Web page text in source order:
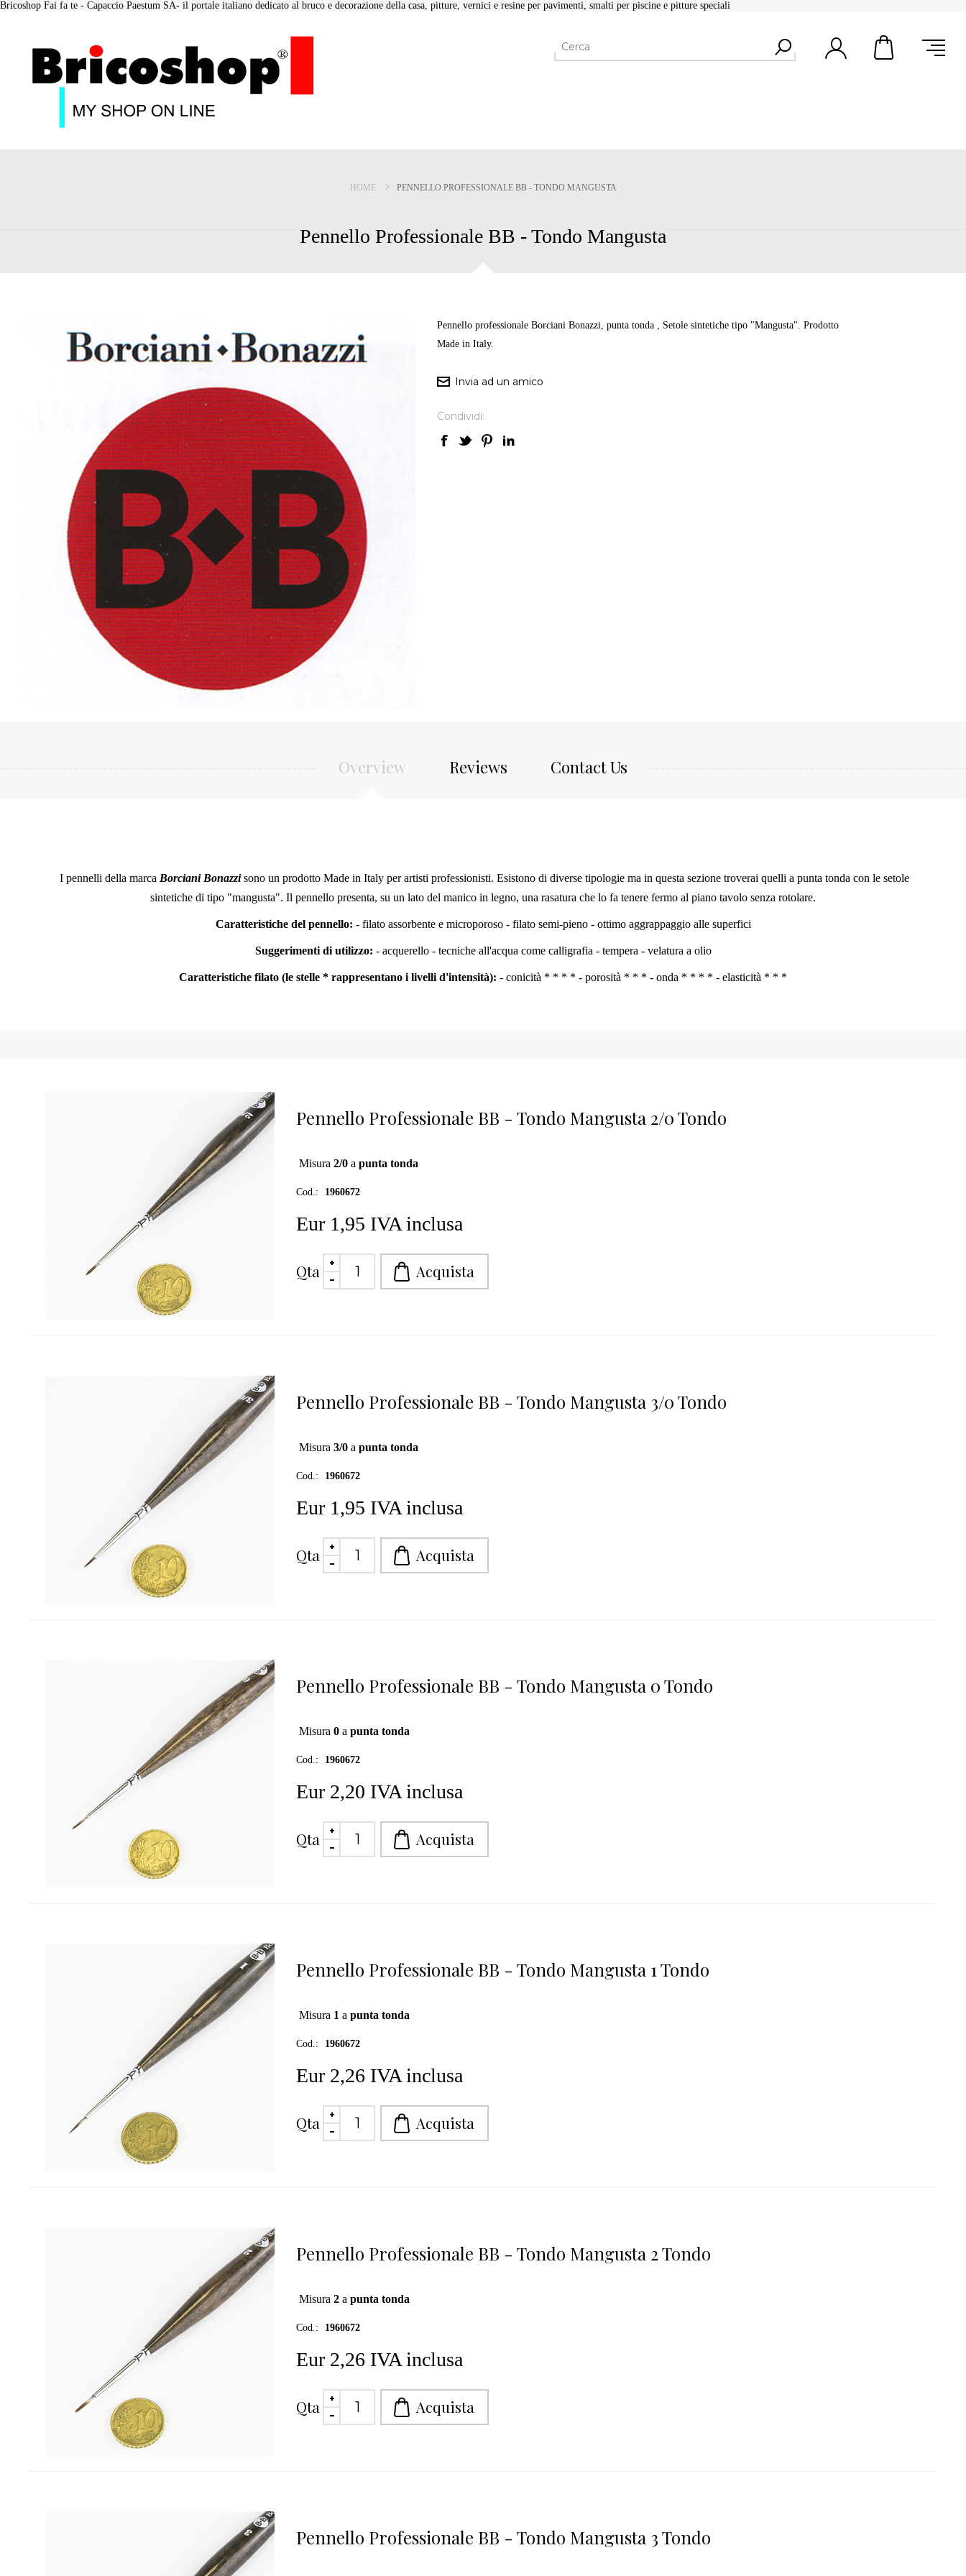
Bricoshop Fai fa te - Capaccio Paestum SA- il portale italiano dedicato al bruco e decorazione della casa, pitture, vernici e resine per pavimenti, smalti per piscine e pitture speciali
HOME PENNELLO PROFESSIONALE BB - TONDO MANGUSTA
Pennello Professionale BB - Tondo Mangusta
Pennello professionale Borciani Bonazzi, punta tonda , Setole sintetiche tipo "Mangusta". Prodotto
Made in Italy.
Condividi:
Overview Reviews Contact Us
I pennelli della marca Borciani Bonazzisono un prodotto Made in Italy per artisti professionisti. Esistono di diverse tipologie ma in questa sezione troverai quelli a punta tonda con le setole
sintetiche di tipo "mangusta". Il pennello presenta, su un lato del manico in legno, una rasatura che lo fa tenere fermo al piano tavolo senza rotolare.
Caratteristiche del pennello: - filato assorbente e microporoso - filato semi-pieno - ottimo aggrappaggio alle superfici
Suggerimenti di utilizzo: - acquerello - tecniche all'acqua come calligrafia - tempera - velatura a olio
Caratteristiche filato (le stelle * rappresentano i livelli d'intensità): - conicità * * * * - porosità * * * - onda * * * * - elasticità * * *
Pennello Professionale BB - Tondo Mangusta 2/0 Tondo
Misura 2/0 a punta tonda
Cod.: 1960672
Eur 1,95 IVA inclusa
Qta
Pennello Professionale BB - Tondo Mangusta 3/0 Tondo
Misura 3/0 a punta tonda
Cod.: 1960672
Eur 1,95 IVA inclusa
Qta
Pennello Professionale BB - Tondo Mangusta 0 Tondo
Misura 0 a punta tonda
Cod.: 1960672
Eur 2,20 IVA inclusa
Qta
Pennello Professionale BB - Tondo Mangusta 1 Tondo
Misura 1 a punta tonda
Cod.: 1960672
Eur 2,26 IVA inclusa
Qta
Pennello Professionale BB - Tondo Mangusta 2 Tondo
Misura 2 a punta tonda
Cod.: 1960672
Eur 2,26 IVA inclusa
Qta
Pennello Professionale BB - Tondo Mangusta 3 Tondo